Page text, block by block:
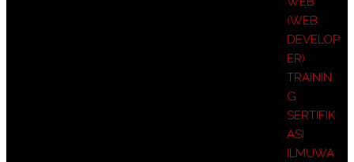
(WEB
DEVELOP
ER)
TRAININ
G
SERTIFIK
ASI
ILMUWA